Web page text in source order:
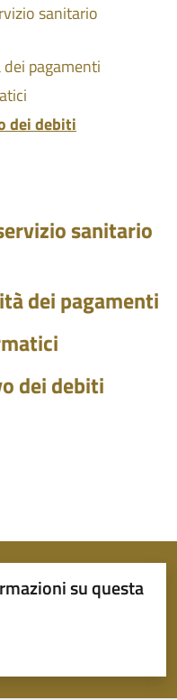
sanitario
pagamenti
dei debiti
sanitario
dei pagamenti
dei debiti
su questa